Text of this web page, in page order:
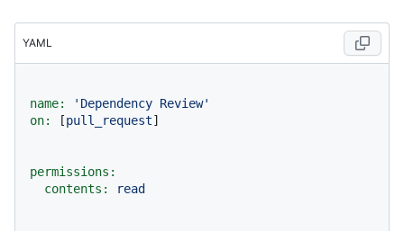
YAML
name:
'Dependency Review'
on:
[pull_request]
permissions:
contents:
read